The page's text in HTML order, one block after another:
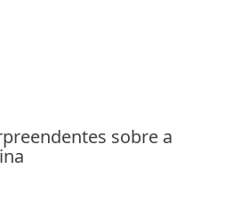
sobre a